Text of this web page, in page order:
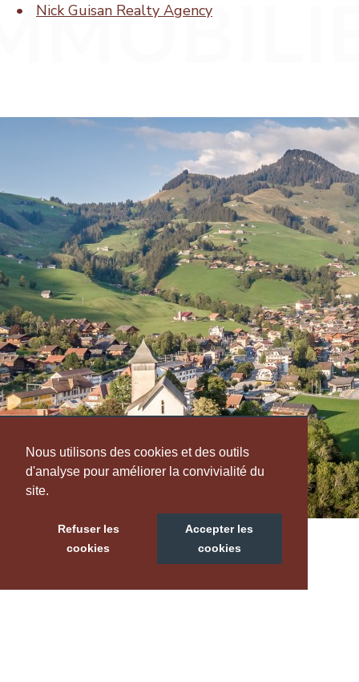
Nous utilisons des cookies et des outils
d'analyse pour améliorer la convivialité du
site.
Refuser les
cookies
Accepter les
cookies
Nick Guisan Realty Agency
LOUER